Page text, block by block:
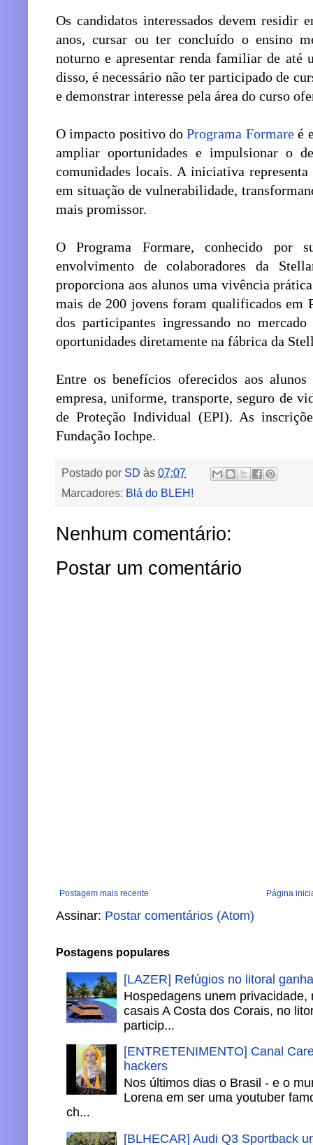
Os candidatos interessados devem
anos, cursar ou ter concluído o ensino
noturno e apresentar renda familiar de até
disso, é necessário não ter participado de
e demonstrar interesse pela área do curso
O impacto positivo doPrograma Formareé
ampliar oportunidades e impulsionar o
comunidades locais. A iniciativa
em situação de vulnerabilidade,
mais promissor.
O Programa Formare, conhecido por
envolvimento de colaboradores da
proporciona aos alunos uma vivência
mais de 200 jovens foram qualificados em
dos participantes ingressando no
oportunidades diretamente na fábrica da
Entre os benefícios oferecidos aos
empresa, uniforme, transporte, seguro de
de Proteção Individual (EPI). As
Fundação Iochpe.
Postado por SD às 07:07
Marcadores: Blá do BLEH!
Nenhum comentário:
Postar um comentário
Postagem mais recente Página
Assinar: Postar comentários (Atom)
Postagens populares
[LAZER] Refúgios no litoral
Hospedagens unem
casais A Costa dos Corais, no
particip...
[ENTRETENIMENTO] Canal
hackers
Nos últimos dias o Brasil - e o
Lorena em ser uma youtuber
ch...
[BLHECAR] Audi Q3 Sportback